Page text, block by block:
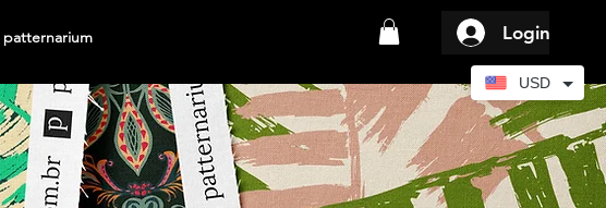
patternarium Login
USD